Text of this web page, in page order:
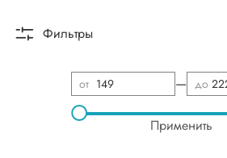
от — до
Применить
Фильтры